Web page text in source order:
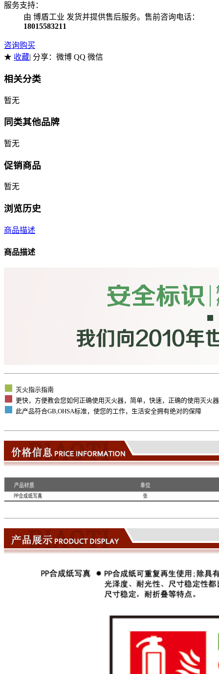
服务支持：
由 博盾工业 发货并提供售后服务。售前咨询电话：
18015583211
咨询购买
★ 收藏| 分享： 微博 QQ 微信
相关分类
暂无
同类其他品牌
暂无
促销商品
暂无
浏览历史
商品描述
商品描述
灭火指示指南
更快，方便教会您如何正确使用灭火器，简单，快速，正确的使用灭火
此产品符合GB,OHSA标准，使您的工作，生活安全拥有绝对的保障